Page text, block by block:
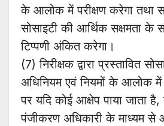
के आलोक में परीक्षण करेगा तथा
सोसाइटी की आर्थिक सक्षमता के
टिप्पणी अंकित करेगा।
(7) निरीक्षक द्वारा प्रस्तावित
अधिनियम एवं नियमों के आलोक में
पर यदि कोई आक्षेप पाया जाता
पंजीकरण अधिकारी के माध्यम